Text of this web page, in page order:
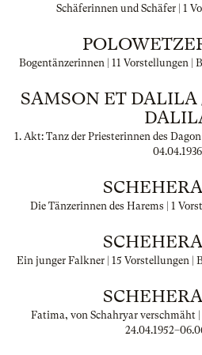
Schäferinnen und Schäfer | 1
Bogentänzerinnen | 11 Vorstellungen |
SAMSON ET
1. Akt: Tanz der Priesterinnen des
04.04.1936
Die Tänzerinnen des Harems | 1
Ein junger Falkner | 15 Vorstellungen |
Fatima, von Schahryar verschmäht |
24.04.1952–